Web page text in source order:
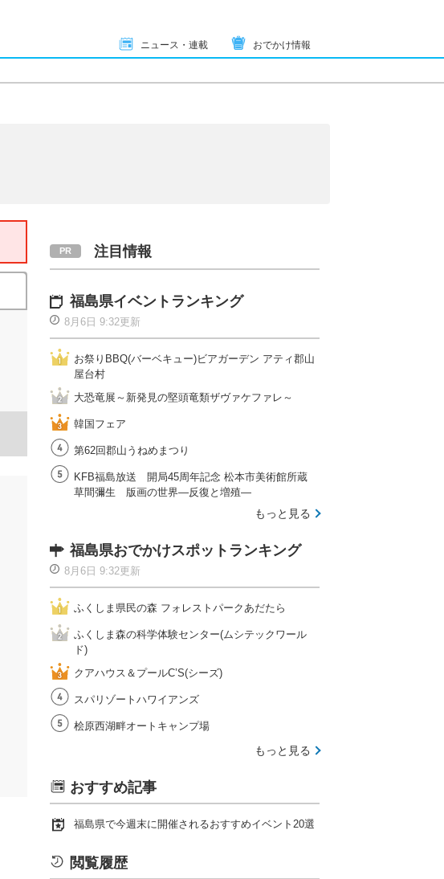
ニュース・連載 おでかけ情報
注目情報
福島県イベントランキング
8月6日 9:32更新
お祭りBBQ(バーベキュー)ビアガーデン アティ郡山
屋台村
大恐竜展～新発見の堅頭竜類ザヴァケファレ～
韓国フェア
第62回郡山うねめまつり
KFB福島放送 開局45周年記念 松本市美術館所蔵
草間彌生 版画の世界―反復と増殖―
もっと見る
福島県おでかけスポットランキング
8月6日 9:32更新
ふくしま県民の森 フォレストパークあだたら
ふくしま森の科学体験センター(ムシテックワール
ド)
クアハウス＆プールC’S(シーズ)
スパリゾートハワイアンズ
桧原西湖畔オートキャンプ場
もっと見る
おすすめ記事
福島県で今週末に開催されるおすすめイベント20選
閲覧履歴